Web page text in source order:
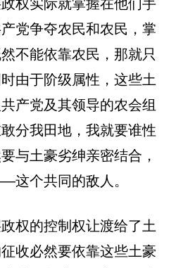
权实际就掌握在他们手
党争夺农民和农民，掌
不能依靠农民，那就只
由于阶级属性，这些土
产党及其领导的农会组
分我田地，我就要谁性
与土豪劣绅亲密结合，
这个共同的敌人。
权的控制权让渡给了土
收必然要依靠这些土豪